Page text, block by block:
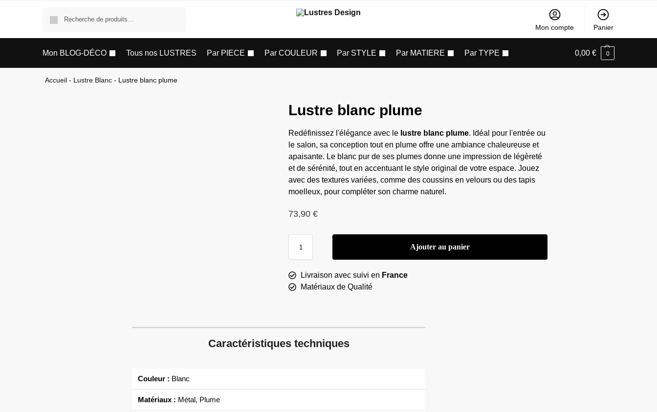
Mon compte Panier
Mon BLOG-DÉCO Tous nos LUSTRES Par PIECE Par COULEUR Par STYLE Par MATIERE Par TYPE 0,00 € 0
Accueil - Lustre Blanc - Lustre blanc plume
Lustre blanc plume
Redéfinissez l'élégance avec le lustre blanc plume. Idéal pour l'entrée ou
le salon, sa conception tout en plume offre une ambiance chaleureuse et
apaisante. Le blanc pur de ses plumes donne une impression de légèreté
et de sérénité, tout en accentuant le style original de votre espace. Jouez
avec des textures variées, comme des coussins en velours ou des tapis
moelleux, pour compléter son charme naturel.
73,90 €
Ajouter au panier
Livraison avec suivi en France
Matériaux de Qualité
Caractéristiques techniques
Couleur : Blanc
Matériaux : Métal, Plume